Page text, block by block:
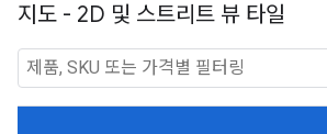
지도 - 2D 및 스트리트 뷰 타일